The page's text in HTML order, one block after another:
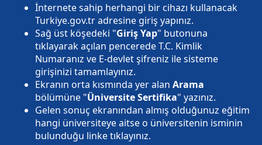
İnternete sahip herhangi bir cihazı kullanacak
Turkiye.gov.tr adresine giriş yapınız.
Sağ üst köşedeki "Giriş Yap" butonuna
tıklayarak açılan pencerede T.C. Kimlik
Numaranız ve E-devlet şifreniz ile sisteme
girişinizi tamamlayınız.
Ekranın orta kısmında yer alan Arama
bölümüne "Üniversite Sertifika" yazınız.
Gelen sonuç ekranından almış olduğunuz eğitim
hangi üniversiteye aitse o üniversitenin isminin
bulunduğu linke tıklayınız.